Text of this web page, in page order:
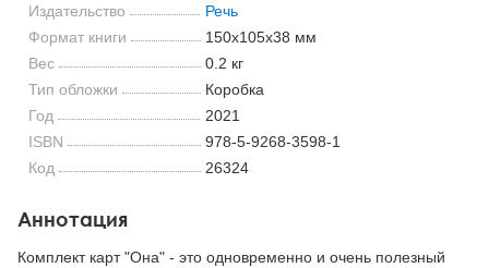
Издательство
Речь
Формат книги
150x105x38 мм
Вес
0.2 кг
Тип обложки
Коробка
Год
2021
ISBN
978-5-9268-3598-1
Код
26324
Аннотация
Комплект карт "Она" - это одновременно и очень полезный